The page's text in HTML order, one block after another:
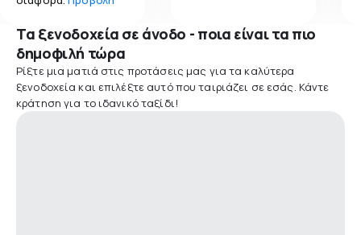
Τα ξενοδοχεία σε άνοδο - ποια είναι τα πιο
δημοφιλή τώρα
Ρίξτε μια ματιά στις προτάσεις μας για τα καλύτερα
ξενοδοχεία και επιλέξτε αυτό που ταιριάζει σε εσάς. Κάντε
κράτηση για το ιδανικό ταξίδι!